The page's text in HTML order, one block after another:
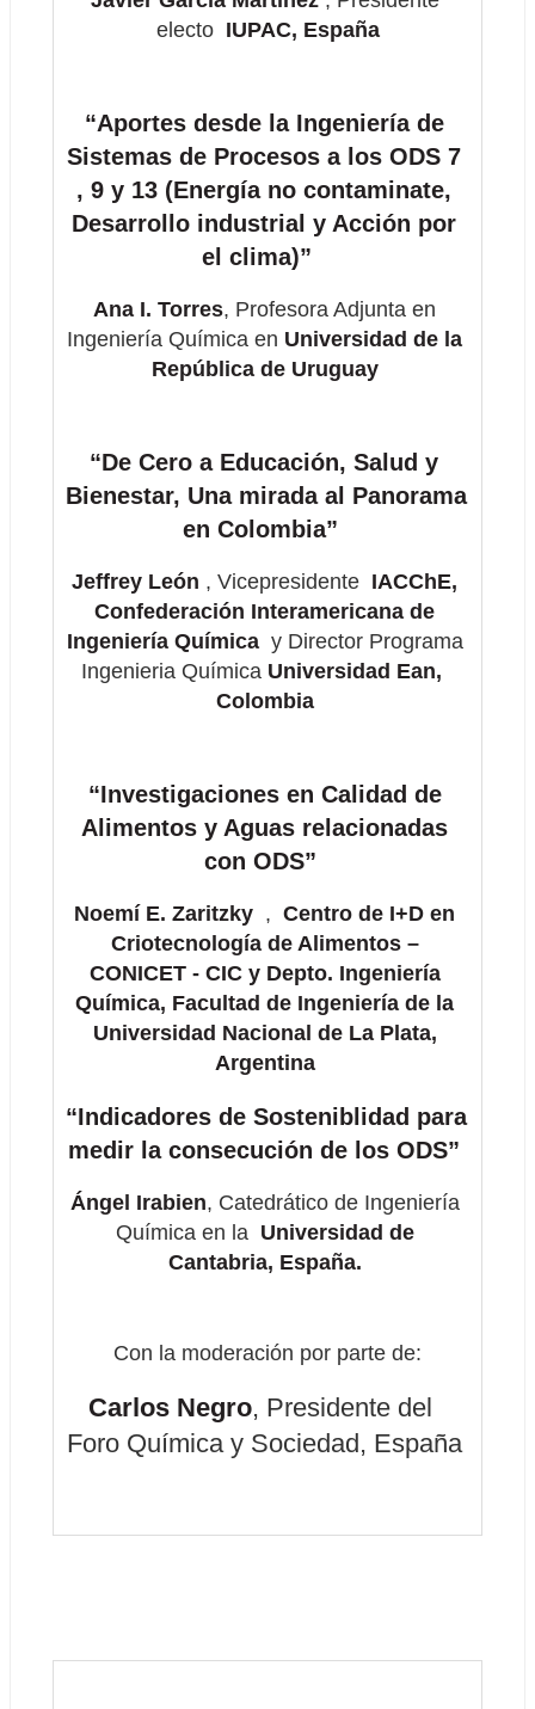
electo IUPAC, España
“Aportes desde la Ingeniería de
Sistemas de Procesos a los ODS 7
, 9 y 13 (Energía no contaminate,
Desarrollo industrial y Acción por
el clima)”
Ana I. Torres, Profesora Adjunta en
Ingeniería Química en Universidad de la
República de Uruguay
“De Cero a Educación, Salud y
Bienestar, Una mirada al Panorama
en Colombia”
Jeffrey León , Vicepresidente IACChE,
Confederación Interamericana de
Ingeniería Química y Director Programa
Ingenieria Química Universidad Ean,
Colombia
“Investigaciones en Calidad de
Alimentos y Aguas relacionadas
con ODS”
Noemí E. Zaritzky , Centro de I+D en
Criotecnología de Alimentos –
CONICET - CIC y Depto. Ingeniería
Química, Facultad de Ingeniería de la
Universidad Nacional de La Plata,
Argentina
“Indicadores de Sosteniblidad para
medir la consecución de los ODS”
Ángel Irabien, Catedrático de Ingeniería
Química en la Universidad de
Cantabria, España.
Con la moderación por parte de:
Carlos Negro
Foro Química y Sociedad, España